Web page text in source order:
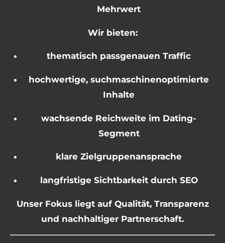
Mehrwert
Wir bieten:
thematisch passgenauen Traffic
hochwertige, suchmaschinenoptimierte
Inhalte
wachsende Reichweite im Dating-
Segment
klare Zielgruppenansprache
langfristige Sichtbarkeit durch SEO
Unser Fokus liegt auf Qualität, Transparenz
und nachhaltiger Partnerschaft.